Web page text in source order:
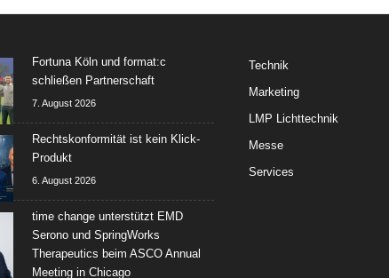
Fortuna Köln und format:c
schließen Partnerschaft
7. August 2026
Rechtskonformität ist kein Klick-
Produkt
6. August 2026
time change unterstützt EMD
Serono und SpringWorks
Therapeutics beim ASCO Annual
Meeting in Chicago
Technik
Marketing
LMP Lichttechnik
Messe
Services